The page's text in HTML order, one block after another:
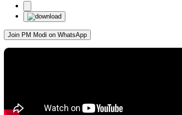
Join PM Modi on WhatsApp